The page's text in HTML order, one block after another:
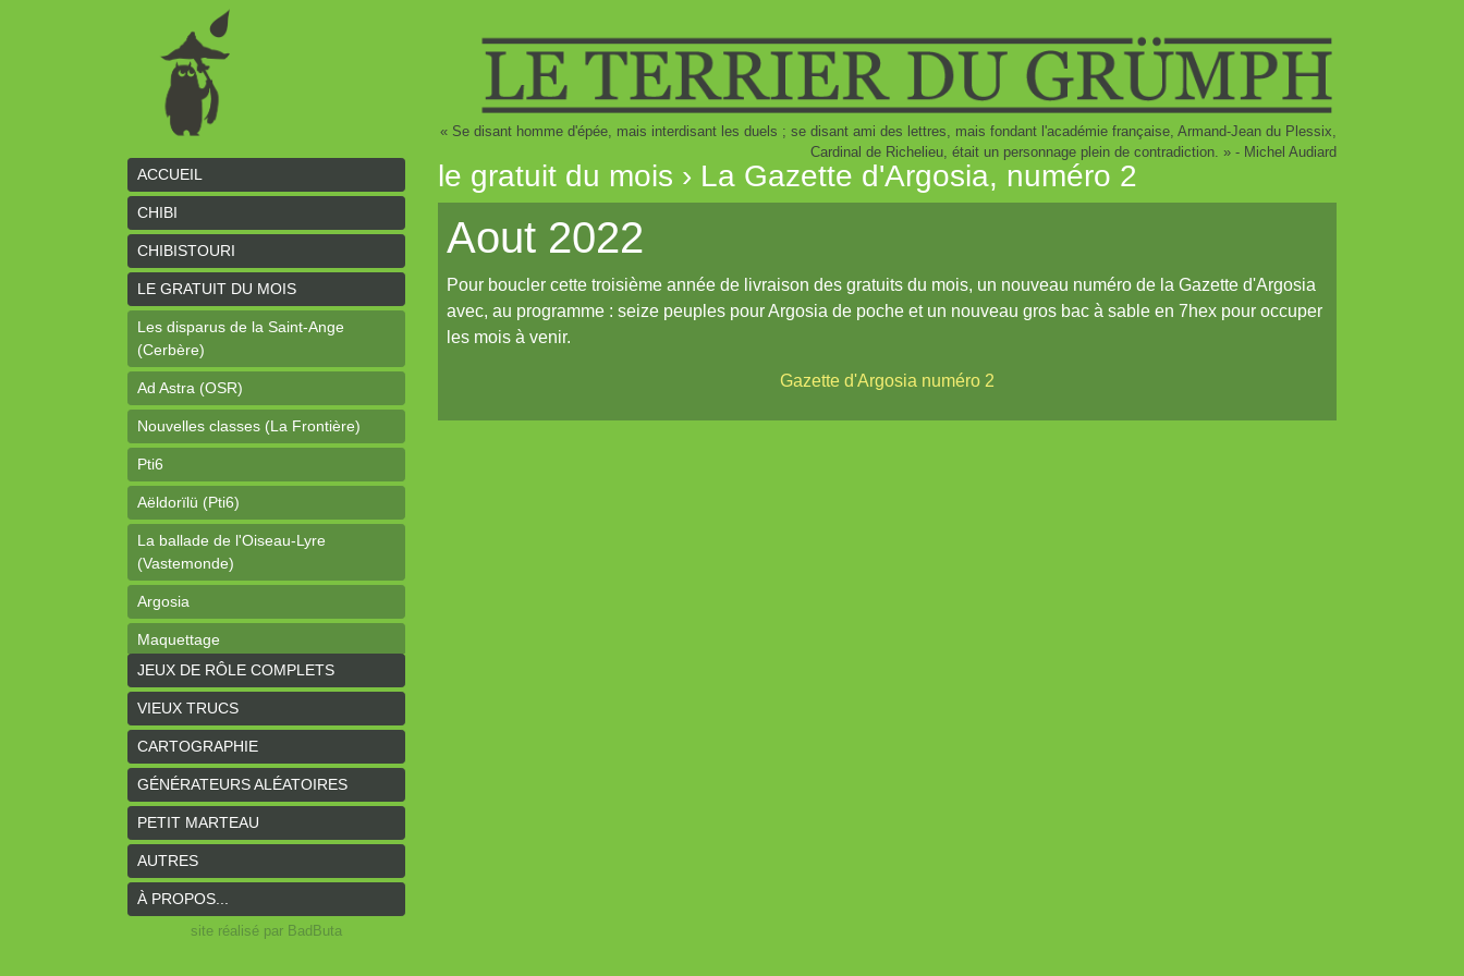
« Se disant homme d'épée, mais interdisant les duels ; se disant ami des lettres, mais fondant l'académie française, Armand-Jean du Plessix,
Cardinal de Richelieu, était un personnage plein de contradiction. » - Michel Audiard
ACCUEIL
CHIBI
CHIBISTOURI
LE GRATUIT DU MOIS
Les disparus de la Saint-Ange
(Cerbère)
Ad Astra (OSR)
Nouvelles classes (La Frontière)
Pti6
Aëldorïlü (Pti6)
La ballade de l'Oiseau-Lyre
(Vastemonde)
Argosia
Maquettage
Ophéis (Dragon de poche)
L'anneau des Empereurs (Coeurs
Vaillants)
Davy Jones (cartes)
Davy Jones (background)
Sur la route (Coeurs Vaillants)
Earthdawn (Coeurs Vaillants)
Titan&Fils 2020
JEUX DE RÔLE COMPLETS
VIEUX TRUCS
CARTOGRAPHIE
GÉNÉRATEURS ALÉATOIRES
PETIT MARTEAU
AUTRES
À PROPOS...
site réalisé par BadButa
le gratuit du mois › La Gazette d'Argosia, numéro 2
Aout 2022
Pour boucler cette troisième année de livraison des gratuits du mois, un nouveau numéro de la Gazette d'Argosia
avec, au programme : seize peuples pour Argosia de poche et un nouveau gros bac à sable en 7hex pour occuper
les mois à venir.
Gazette d'Argosia numéro 2